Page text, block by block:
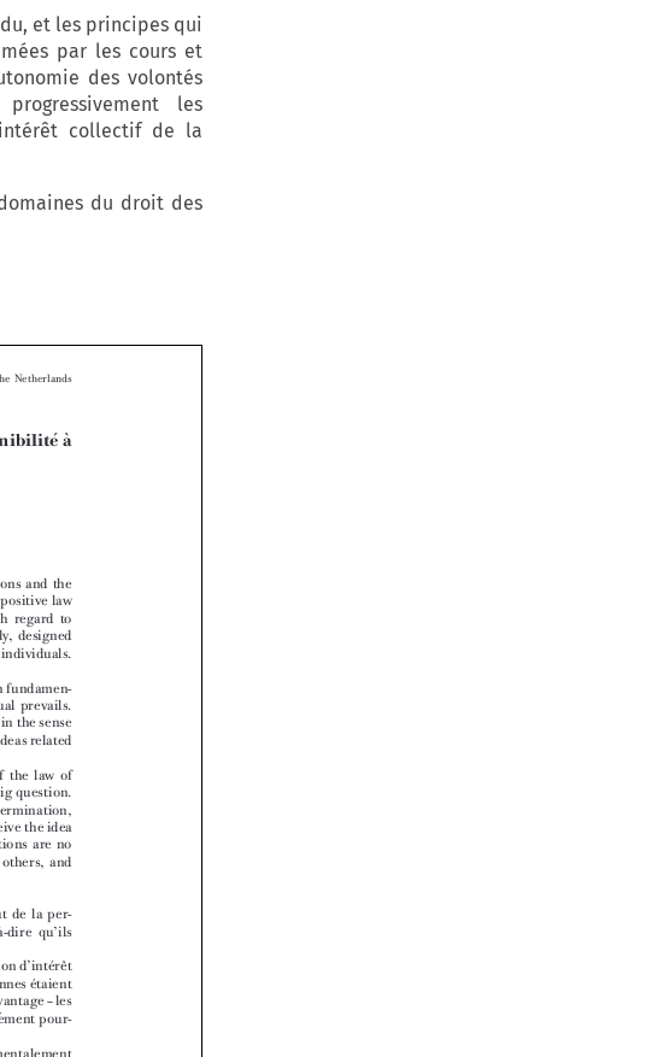
et les principes qui
par les cours et
des volontés
les
collectif de la
du droit des


 



















 


 


